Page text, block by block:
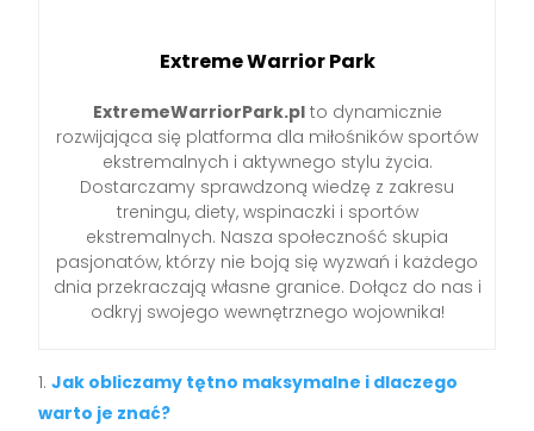
Extreme Warrior Park
ExtremeWarriorPark.plto dynamicznie
rozwijająca się platforma dla miłośników sportów
ekstremalnych i aktywnego stylu życia.
Dostarczamy sprawdzoną wiedzę z zakresu
treningu, diety, wspinaczki i sportów
ekstremalnych. Nasza społeczność skupia
pasjonatów, którzy nie boją się wyzwań i każdego
dnia przekraczają własne granice. Dołącz do nas i
odkryj swojego wewnętrznego wojownika!
Jak obliczamy tętno maksymalne i dlaczego
warto je znać?